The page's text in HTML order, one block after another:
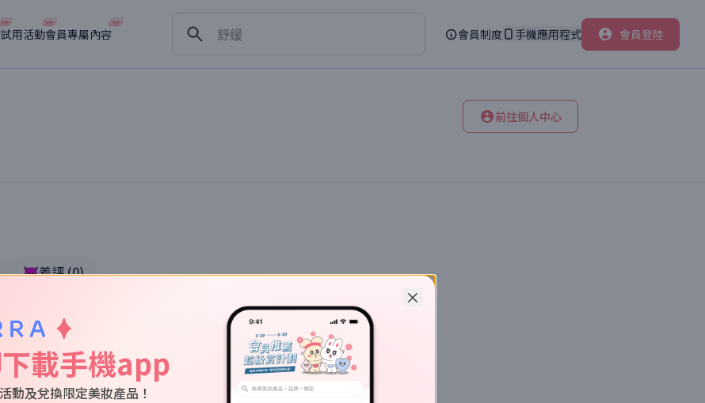
試用活動會員專屬內容
舒緩
會員制度 手機應用程式 會員登陸
前往個人中心
👿差評(0)
載手機app
動及兌換限定美妝產品！